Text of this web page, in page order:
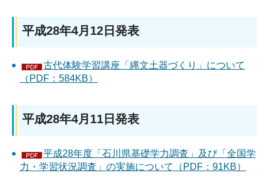
平成28年4月12日発表
古代体験学習講座「縄文土器づくり」について
（PDF：584KB）
平成28年4月11日発表
平成28年度「石川県基礎学力調査」及び「全国学
力・学習状況調査」の実施について（PDF：91KB）